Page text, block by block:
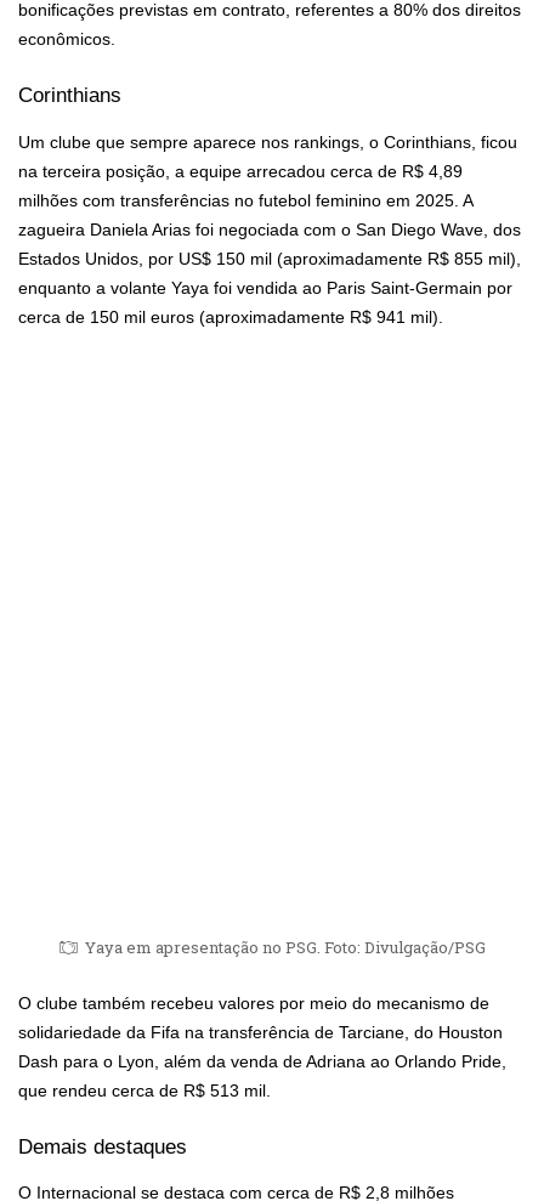
bonificações previstas em contrato, referentes a 80% dos direitos
econômicos.
Corinthians
Um clube que sempre aparece nos rankings, o Corinthians, ficou
na terceira posição, a equipe arrecadou cerca de R$ 4,89
milhões com transferências no futebol feminino em 2025. A
zagueira Daniela Arias foi negociada com o San Diego Wave, dos
Estados Unidos, por US$ 150 mil (aproximadamente R$ 855 mil),
enquanto a volante Yaya foi vendida ao Paris Saint-Germain por
cerca de 150 mil euros (aproximadamente R$ 941 mil).
Yaya em apresentação no PSG. Foto: Divulgação/PSG
O clube também recebeu valores por meio do mecanismo de
solidariedade da Fifa na transferência de Tarciane, do Houston
Dash para o Lyon, além da venda de Adriana ao Orlando Pride,
que rendeu cerca de R$ 513 mil.
Demais destaques
O Internacional se destaca com cerca de R$ 2,8 milhões